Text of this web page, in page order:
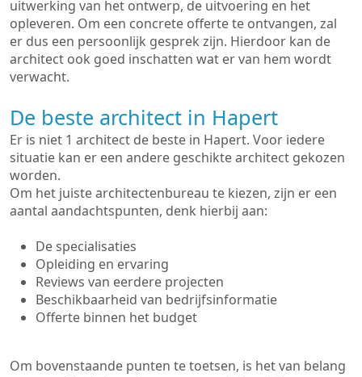
uitwerking van het ontwerp, de uitvoering en het
opleveren. Om een concrete offerte te ontvangen, zal
er dus een persoonlijk gesprek zijn. Hierdoor kan de
architect ook goed inschatten wat er van hem wordt
verwacht.
De beste architect in Hapert
Er is niet 1 architect de beste in Hapert. Voor iedere
situatie kan er een andere geschikte architect gekozen
worden.
Om het juiste architectenbureau te kiezen, zijn er een
aantal aandachtspunten, denk hierbij aan:
De specialisaties
Opleiding en ervaring
Reviews van eerdere projecten
Beschikbaarheid van bedrijfsinformatie
Offerte binnen het budget
Om bovenstaande punten te toetsen, is het van belang